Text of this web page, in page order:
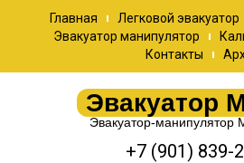
Главная Легковой эвакуатор
Эвакуатор манипулятор
Контакты
Эвакуатор
Эвакуатор-манипулятор
+7 (901) 839-